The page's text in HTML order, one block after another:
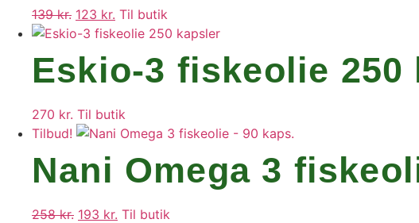
139kr. Den
oprindelige
pris
var:
123 kr. Den
aktuelle
er:
Til butik
Eskio-3 fiskeolie 250
270 kr. Til butik
Tilbud!
Nani Omega 3
258kr. Den
193 kr. Den
Til butik